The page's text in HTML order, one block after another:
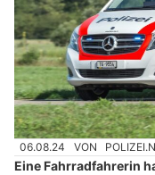
06.08.24 VON
Eine Fahrradfahrerin